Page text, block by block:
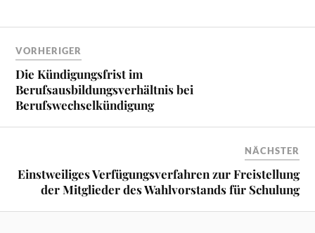
VORHERIGER
Die Kündigungsfrist im
Berufsausbildungsverhältnis bei
Berufswechselkündigung
NÄCHSTER
Einstweiliges Verfügungsverfahren zur Freistellung
der Mitglieder des Wahlvorstands für Schulung